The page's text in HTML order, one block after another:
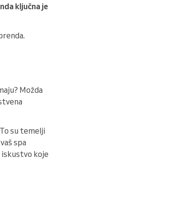
ključna je
Možda
su temelji
spa
iskustvo koje